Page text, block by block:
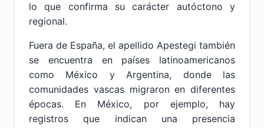
lo que confirma su carácter autóctono y
regional.
Fuera de España, el apellido Apestegi también
se encuentra en países latinoamericanos
como México y Argentina, donde las
comunidades vascas migraron en diferentes
épocas. En México, por ejemplo, hay
registros que indican una presencia